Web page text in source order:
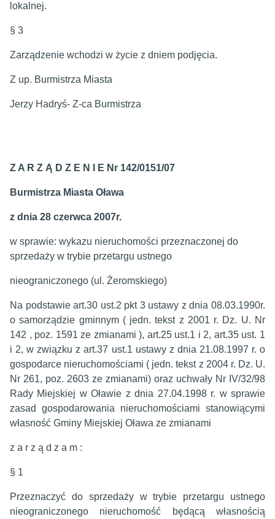
lokalnej.
§ 3
Zarządzenie wchodzi w życie z dniem podjęcia.
Z up. Burmistrza Miasta
Jerzy Hadryś- Z-ca Burmistrza
Z A R Z Ą D Z E N I E Nr 142/0151/07
Burmistrza Miasta Oława
z dnia 28 czerwca 2007r.
w sprawie: wykazu nieruchomości przeznaczonej do
sprzedaży w trybie przetargu ustnego
nieograniczonego (ul. Żeromskiego)
Na podstawie art.30 ust.2 pkt 3 ustawy z dnia 08.03.1990r.
o samorządzie gminnym ( jedn. tekst z 2001 r. Dz. U. Nr
142 , poz. 1591 ze zmianami ), art.25 ust.1 i 2, art.35 ust. 1
i 2, w związku z art.37 ust.1 ustawy z dnia 21.08.1997 r. o
gospodarce nieruchomościami ( jedn. tekst z 2004 r. Dz. U.
Nr 261, poz. 2603 ze zmianami) oraz uchwały Nr IV/32/98
Rady Miejskiej w Oławie z dnia 27.04.1998 r. w sprawie
zasad gospodarowania nieruchomościami stanowiącymi
własność Gminy Miejskiej Oława ze zmianami
z a r z ą d z a m :
§ 1
Przeznaczyć do sprzedaży w trybie przetargu ustnego
nieograniczonego nieruchomość będącą własnością